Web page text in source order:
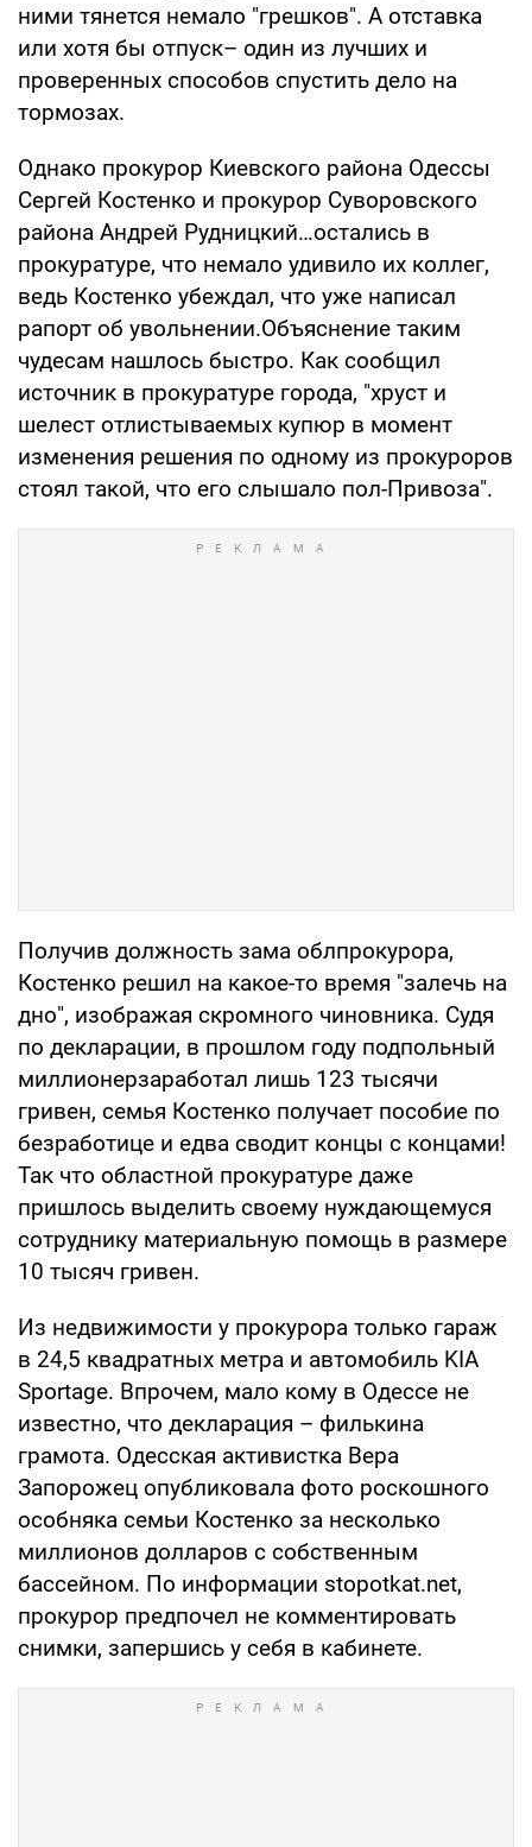
ними тянется немало "грешков". А отставка
или хотя бы отпуск– один из лучших и
проверенных способов спустить дело на
тормозах.
Однако прокурор Киевского района Одессы
Сергей Костенко и прокурор Суворовского
района Андрей Рудницкий…остались в
прокуратуре, что немало удивило их коллег,
ведь Костенко убеждал, что уже написал
рапорт об увольнении.Объяснение таким
чудесам нашлось быстро. Как сообщил
источник в прокуратуре города, "хруст и
шелест отлистываемых купюр в момент
изменения решения по одному из прокуроров
стоял такой, что его слышало пол-Привоза".
Получив должность зама облпрокурора,
Костенко решил на какое-то время "залечь на
дно", изображая скромного чиновника. Судя
по декларации, в прошлом году подпольный
миллионерзаработал лишь 123 тысячи
гривен, семья Костенко получает пособие по
безработице и едва сводит концы с концами!
Так что областной прокуратуре даже
пришлось выделить своему нуждающемуся
сотруднику материальную помощь в размере
10 тысяч гривен.
Из недвижимости у прокурора только гараж
в 24,5 квадратных метра и автомобиль KIA
Sportage. Впрочем, мало кому в Одессе не
известно, что декларация – филькина
грамота. Одесская активистка Вера
Запорожец опубликовала фото роскошного
особняка семьи Костенко за несколько
миллионов долларов с собственным
бассейном. По информации stopotkat.net,
прокурор предпочел не комментировать
снимки, запершись у себя в кабинете.